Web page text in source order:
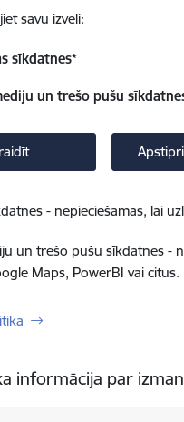
savu izvēli:
sīkdatnes*
un trešo pušu
- nepieciešamas, lai
un trešo pušu sīkdatnes -
Maps, PowerBI vai citus.
informācija par